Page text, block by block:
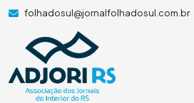
folhadosul@jornalfolhadosul.com.br